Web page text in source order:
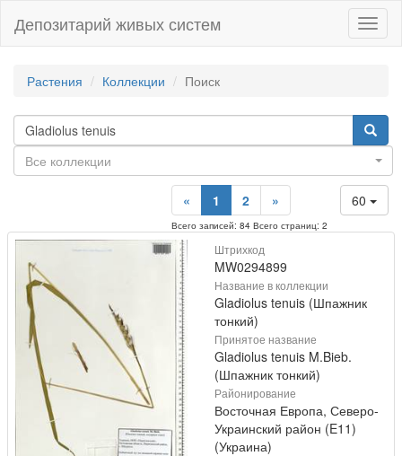
Депозитарий живых систем
Растения Коллекции Поиск
Все коллекции
60
« 1 2 »
Всего записей: 84 Всего страниц: 2
Штрихкод
MW0294899
Название в коллекции
Gladiolus tenuis (Шпажник
тонкий)
Принятое название
Gladiolus tenuis M.Bieb.
(Шпажник тонкий)
Районирование
Восточная Европа, Северо-
Украинский район (E11)
(Украина)